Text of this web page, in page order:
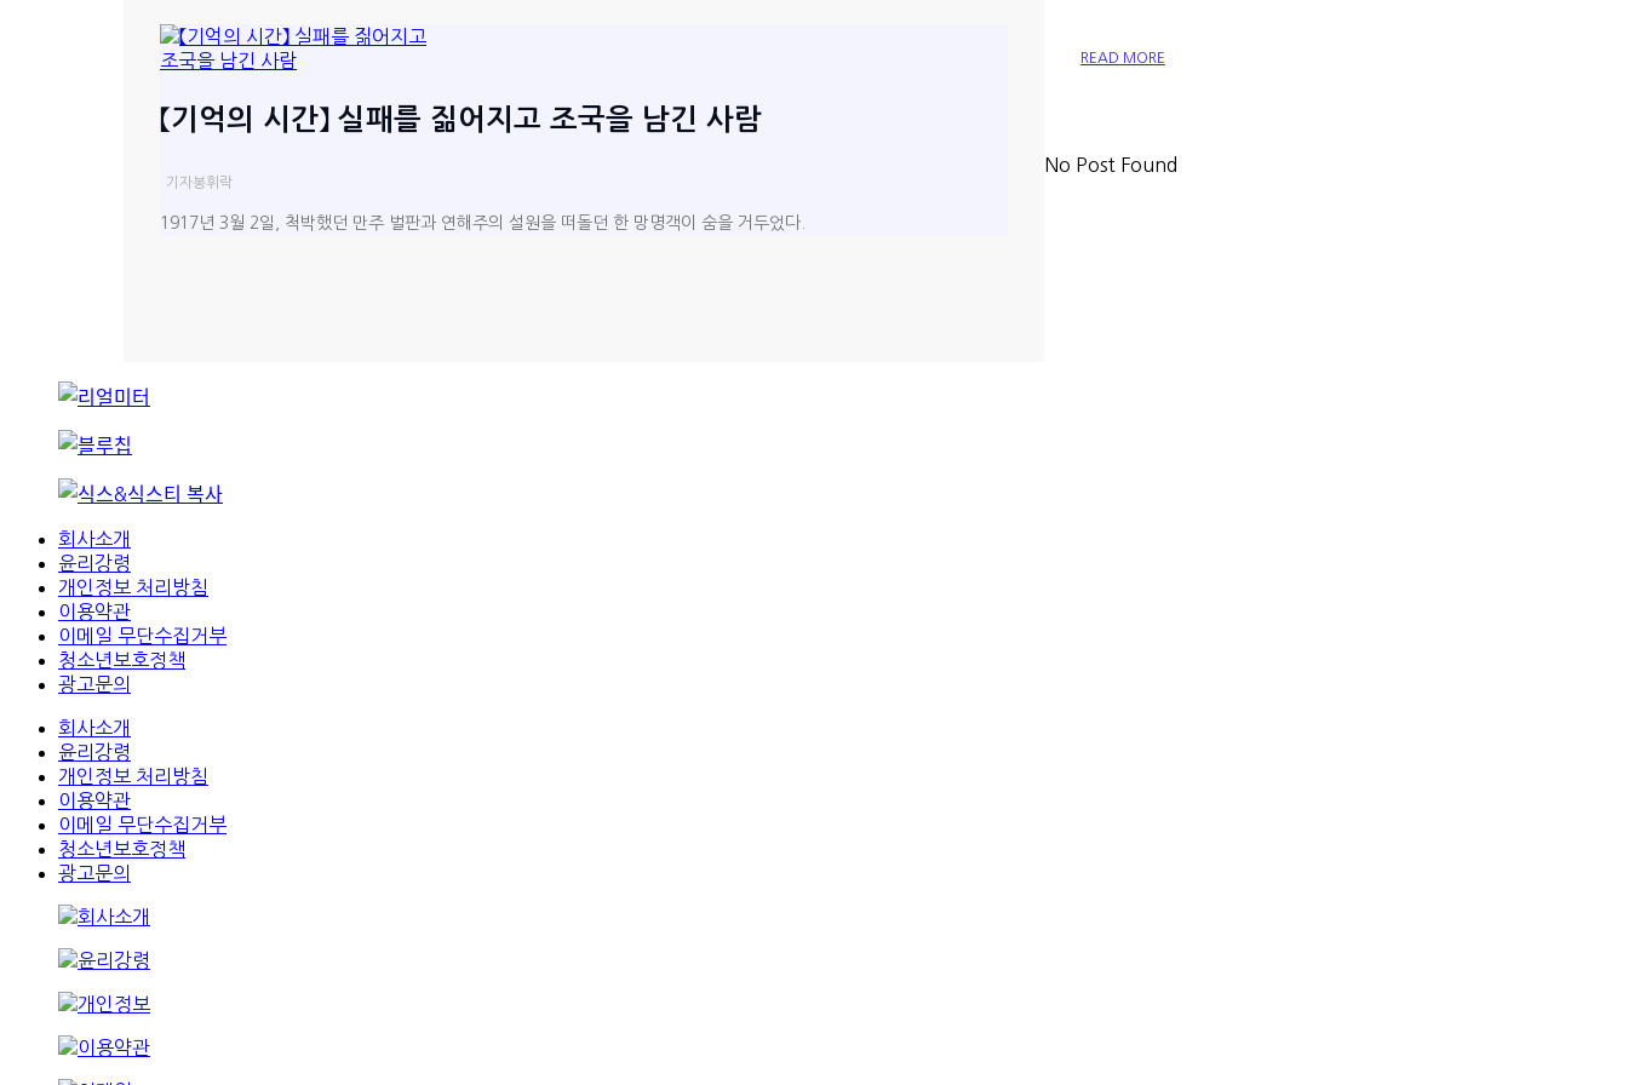
【기억의 시간】 실패를 짊어지고 조국을 남긴 사람
기자봉휘락
1917년 3월 2일, 척박했던 만주 벌판과 연해주의 설원을 떠돌던 한 망명객이 숨을 거두었다.
READ MORE
No Post Found
회사소개
윤리강령
개인정보 처리방침
이용약관
이메일 무단수집거부
청소년보호정책
광고문의
회사소개
윤리강령
개인정보 처리방침
이용약관
이메일 무단수집거부
청소년보호정책
광고문의